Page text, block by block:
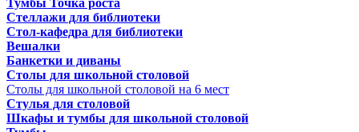
Тумбы Точка роста
Стеллажи для библиотеки
Стол-кафедра для библиотеки
Вешалки
Банкетки и диваны
Столы для школьной столовой
Столы для школьной столовой на 6 мест
Стулья для столовой
Шкафы и тумбы для школьной столовой